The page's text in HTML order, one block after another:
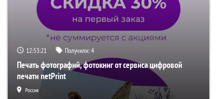
12:53:20 Получили:4
Печать фотографий, фотокниг от сервиса цифровой
печати netPrint
Россия